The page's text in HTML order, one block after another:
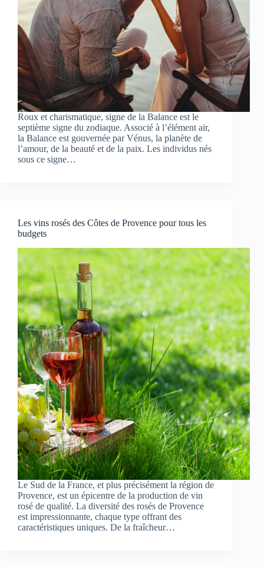
Roux et charismatique, signe de la Balance est le
septième signe du zodiaque. Associé à l’élément air,
la Balance est gouvernée par Vénus, la planète de
l’amour, de la beauté et de la paix. Les individus nés
sous ce signe…
Les vins rosés des Côtes de Provence pour tous les
budgets
Le Sud de la France, et plus précisément la région de
Provence, est un épicentre de la production de vin
rosé de qualité. La diversité des rosés de Provence
est impressionnante, chaque type offrant des
caractéristiques uniques. De la fraîcheur…